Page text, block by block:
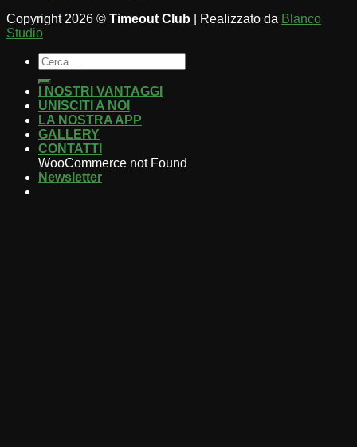
Copyright 2026 © Timeout Club | Realizzato da Blanco
Studio
I NOSTRI VANTAGGI
UNISCITI A NOI
LA NOSTRA APP
GALLERY
CONTATTI
WooCommerce not Found
Newsletter